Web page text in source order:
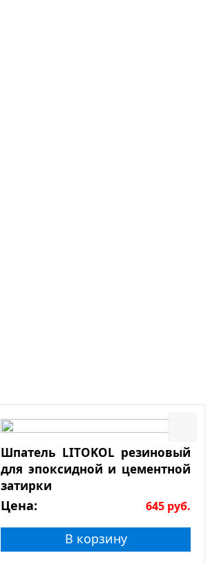
Шпатель LITOKOL резиновый
для эпоксидной и цементной
затирки
Цена: 645 руб.
В корзину